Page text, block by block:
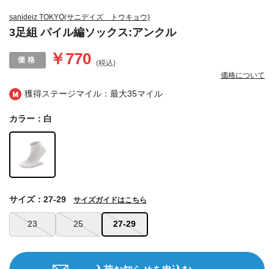
獲得ステージマイル：最大35マイル
sanideiz TOKYO(サニデイズ トウキョウ)
3足組 パイル編ソックス:アンクル
￥770 (税込)
価格について
カラー：白
23 25 27-29
サイズ：27-29 サイズガイドはこちら